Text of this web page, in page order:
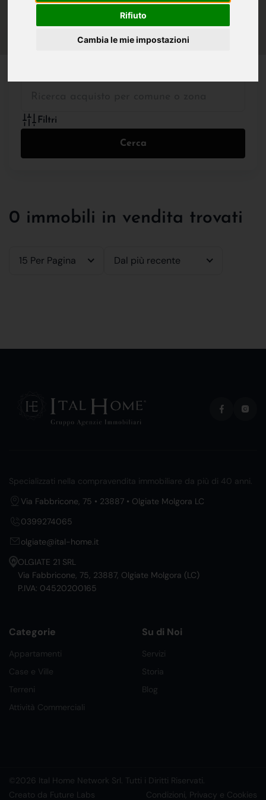
Rifiuto
Cambia le mie impostazioni
Filtri
Cerca
0 immobili in vendita trovati
15 Per Pagina Dal più recente
Specializzati nella compravendita immobiliare da più di 40 anni.
Via Fabbricone, 75 • 23887 • Olgiate Molgora LC
0399274065
olgiate@ital-home.it
OLGIATE 21 SRL
Via Fabbricone, 75, 23887, Olgiate Molgora (LC)
P.IVA: 04520200165
Categorie
Appartamenti
Case e Ville
Terreni
Attività Commerciali
Su di Noi
Servizi
Storia
Blog
©2026 Ital Home Network Srl. Tutti i Diritti Riservati.
Creato da Future Labs
Condizioni, Privacy e Cookies